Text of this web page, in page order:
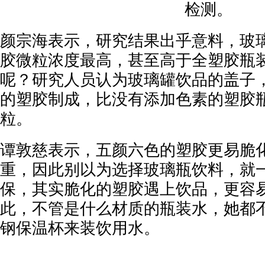
检测。
颜宗海表示，研究结果出乎意料，玻
胶微粒浓度最高，甚至高于全塑胶瓶
呢？研究人员认为玻璃罐饮品的盖子
的塑胶制成，比没有添加色素的塑胶
粒。
谭敦慈表示，五颜六色的塑胶更易脆
重，因此别以为选择玻璃瓶饮料，就
保，其实脆化的塑胶遇上饮品，更容
此，不管是什么材质的瓶装水，她都
钢保温杯来装饮用水。